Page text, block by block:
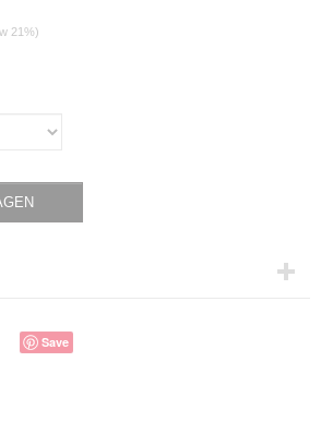
21%)
Save